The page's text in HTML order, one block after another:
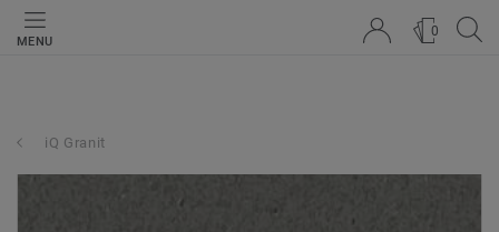
MENU
0
iQ Granit